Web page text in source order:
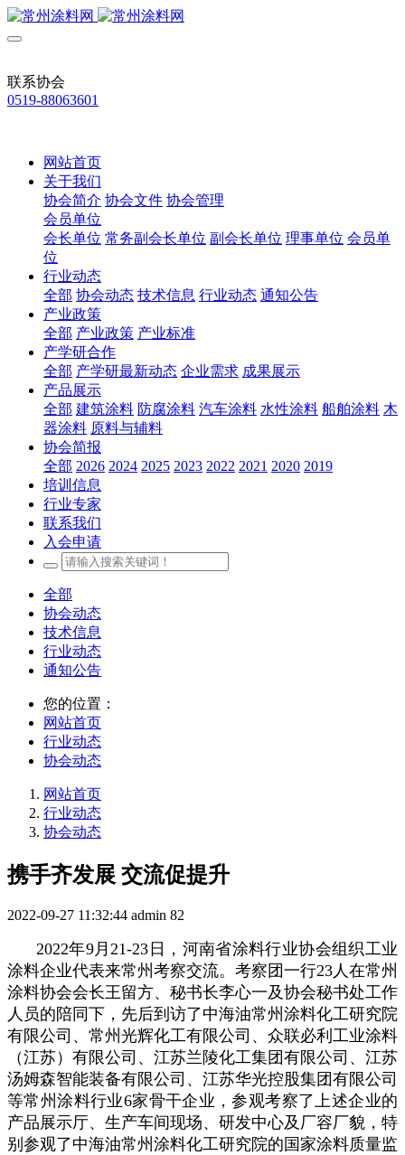
联系协会
0519-88063601
网站首页
关于我们
协会简介 协会文件 协会管理
会员单位
会长单位 常务副会长单位 副会长单位 理事单位 会员单
位
行业动态
全部 协会动态 技术信息 行业动态 通知公告
产业政策
全部 产业政策 产业标准
产学研合作
全部 产学研最新动态 企业需求 成果展示
产品展示
全部 建筑涂料 防腐涂料 汽车涂料 水性涂料 船舶涂料 木
器涂料 原料与辅料
协会简报
全部 2026 2024 2025 2023 2022 2021 2020 2019
培训信息
行业专家
联系我们
入会申请
全部
协会动态
技术信息
行业动态
通知公告
您的位置：
网站首页
行业动态
协会动态
网站首页
行业动态
协会动态
携手齐发展 交流促提升
2022-09-27 11:32:44 admin 82
2022年9月21-23日，河南省涂料行业协会组织工业
涂料企业代表来常州考察交流。考察团一行23人在常州
涂料协会会长王留方、秘书长李心一及协会秘书处工作
人员的陪同下，先后到访了中海油常州涂料化工研究院
有限公司、常州光辉化工有限公司、众联必利工业涂料
（江苏）有限公司、江苏兰陵化工集团有限公司、江苏
汤姆森智能装备有限公司、江苏华光控股集团有限公司
等常州涂料行业6家骨干企业，参观考察了上述企业的
产品展示厅、生产车间现场、研发中心及厂容厂貌，特
别参观了中海油常州涂料化工研究院的国家涂料质量监